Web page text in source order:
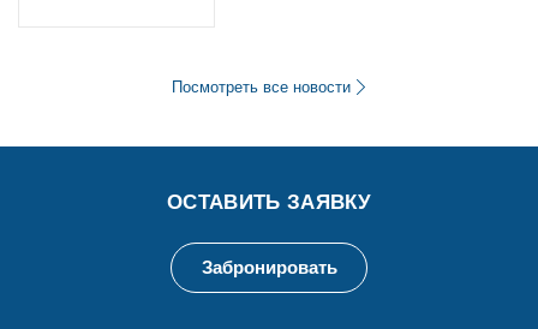
Посмотреть все новости
ОСТАВИТЬ ЗАЯВКУ
Забронировать